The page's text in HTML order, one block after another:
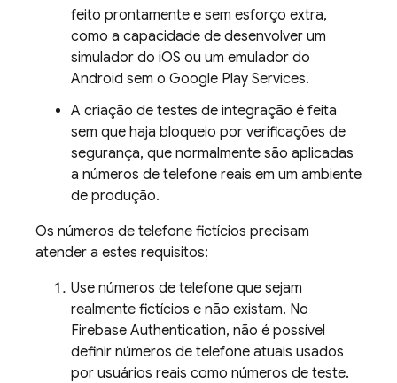
feito prontamente e sem esforço extra,
como a capacidade de desenvolver um
simulador do iOS ou um emulador do
Android sem o Google Play Services.
A criação de testes de integração é feita
sem que haja bloqueio por verificações de
segurança, que normalmente são aplicadas
a números de telefone reais em um ambiente
de produção.
Os números de telefone fictícios precisam
atender a estes requisitos:
Use números de telefone que sejam
realmente fictícios e não existam. No
Firebase Authentication, não é possível
definir números de telefone atuais usados
por usuários reais como números de teste.